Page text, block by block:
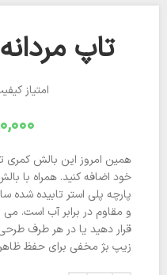
تاپ
امتیاز
همین امروز این بالش کمری
خود اضافه کنید. همراه با
پارچه پلی استر تابیده شده
و مقاوم در برابر آب است.
قرار دهید یا در هر طرف
زیپ بژ مخفی برای حفظ